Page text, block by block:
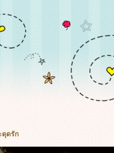
ดุดรัก